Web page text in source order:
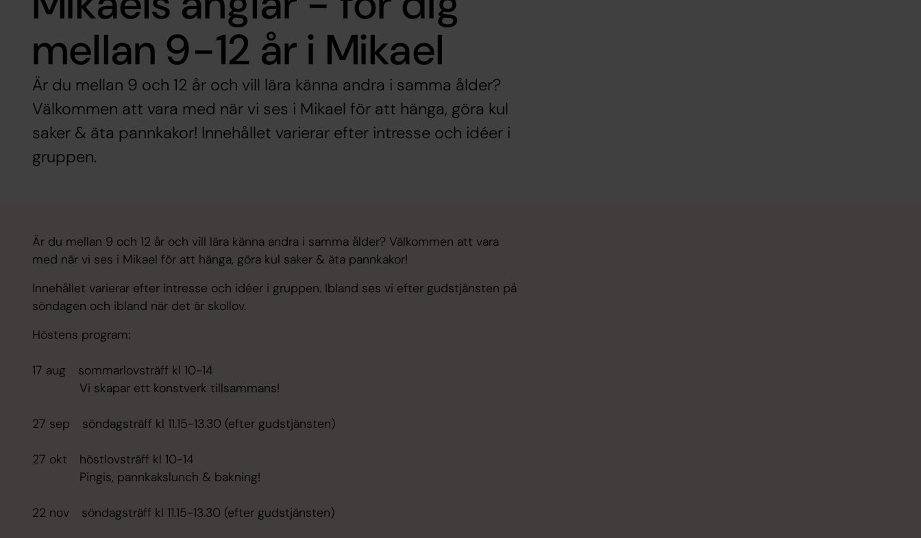
mellan 9-12 år i Mikael
Är du mellan 9 och 12 år och vill lära känna andra i samma ålder?
Välkommen att vara med när vi ses i Mikael för att hänga, göra kul
saker & äta pannkakor! Innehållet varierar efter intresse och idéer i
gruppen.
Är du mellan 9 och 12 år och vill lära känna andra i samma ålder? Välkommen att vara
med när vi ses i Mikael för att hänga, göra kul saker & äta pannkakor!
Innehållet varierar efter intresse och idéer i gruppen. Ibland ses vi efter gudstjänsten på
söndagen och ibland när det är skollov.
Höstens program:​
17 aug sommarlovsträff kl 10-14 ​
Vi skapar ett konstverk tillsammans!​
27 sep söndagsträff kl 11.15-13.30 (efter gudstjänsten)​
27 okt höstlovsträff kl 10-14​
Pingis, pannkakslunch & bakning!​
22 nov söndagsträff kl 11.15-13.30 (efter gudstjänsten)​